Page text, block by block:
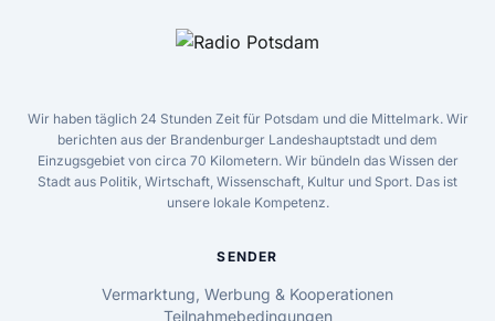
Wir haben täglich 24 Stunden Zeit für Potsdam und die Mittelmark. Wir
berichten aus der Brandenburger Landeshauptstadt und dem
Einzugsgebiet von circa 70 Kilometern. Wir bündeln das Wissen der
Stadt aus Politik, Wirtschaft, Wissenschaft, Kultur und Sport. Das ist
unsere lokale Kompetenz.
SENDER
Vermarktung, Werbung & Kooperationen
Teilnahmebedingungen